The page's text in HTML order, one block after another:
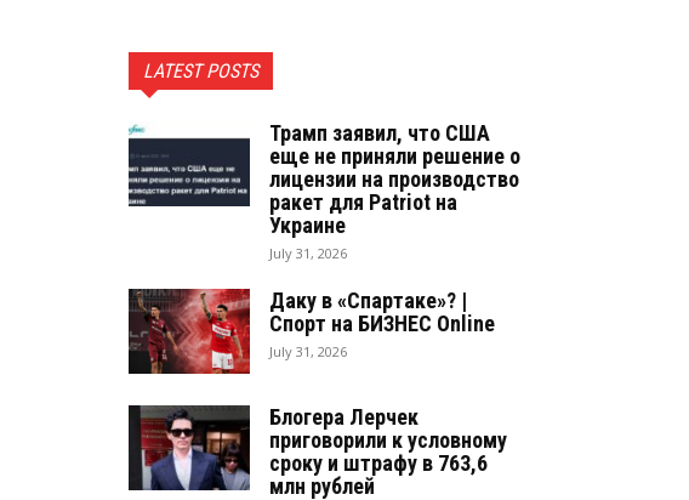
LATEST POSTS
Трамп заявил, что США
еще не приняли решение о
лицензии на производство
ракет для Patriot на
Украине
July 31, 2026
Даку в «Спартаке»? |
Спорт на БИЗНЕС Online
July 31, 2026
Блогера Лерчек
приговорили к условному
сроку и штрафу в 763,6
млн рублей